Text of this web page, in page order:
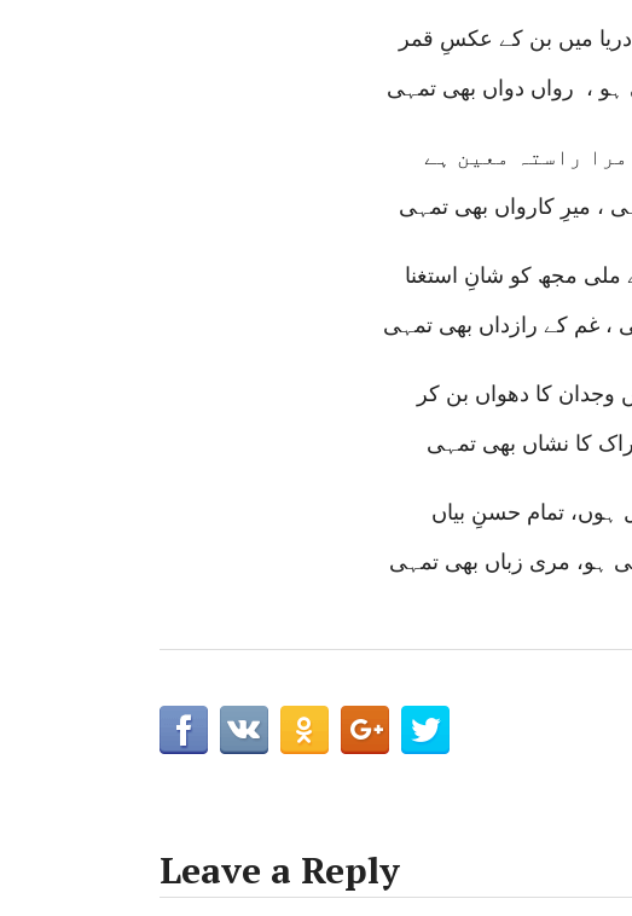
میں بن کے عکسِ قمر
، رواں دواں بھی تمہی
راستہ معین ہے
، میرِ کارواں بھی تمہی
مجھ کو شانِ استغنا
، غم کے رازداں بھی تمہی
وجدان کا دھواں بن کر
کا نشاں بھی تمہی
تمام حسنِ بیاں
ہو، مری زباں بھی تمہی
Leave a Reply